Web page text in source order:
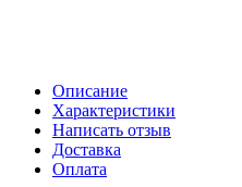
Описание
Характеристики
Написать отзыв
Доставка
Оплата